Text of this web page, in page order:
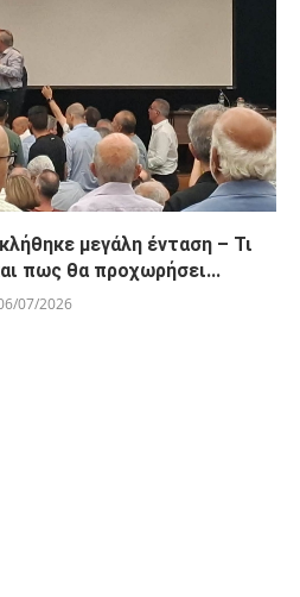
μεγάλη ένταση – Τι
πως θα προχωρήσει...
07/2026